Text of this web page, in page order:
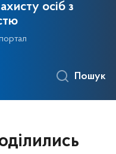
осіб з
Пошук